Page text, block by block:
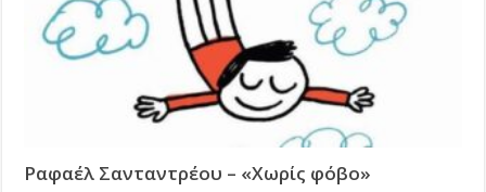
Ραφαέλ Σανταντρέου – «Χωρίς φόβο»